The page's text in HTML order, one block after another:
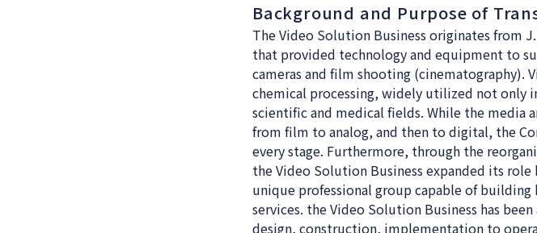
Background and Purpose of
The Video Solution Business originates from
that provided technology and equipment to
cameras and film shooting
chemical processing, widely utilized not only
scientific and medical fields. While the media
from film to analog, and then to digital, the
every stage. Furthermore, through the
the Video Solution Business expanded its
unique professional group capable of
services. the Video Solution Business has
design, construction, implementation to